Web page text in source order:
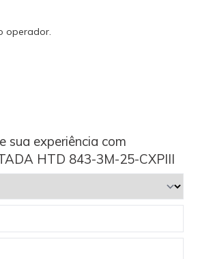
operador.
sua experiência com
HTD 843-3M-25-CXPIII